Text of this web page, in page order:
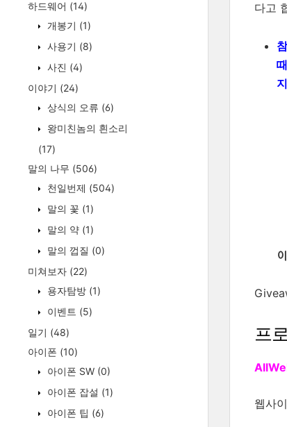
하드웨어 (14)
개봉기 (1)
사용기 (8)
사진 (4)
이야기 (24)
상식의 오류 (6)
왕미친놈의 흰소리
(17)
말의 나무 (506)
천일번제 (504)
말의 꽃 (1)
말의 약 (1)
말의 껍질 (0)
미쳐보자 (22)
용자탐방 (1)
이벤트 (5)
일기 (48)
아이폰 (10)
아이폰 SW (0)
아이폰 잡설 (1)
아이폰 팁 (6)
다고
프
웹사